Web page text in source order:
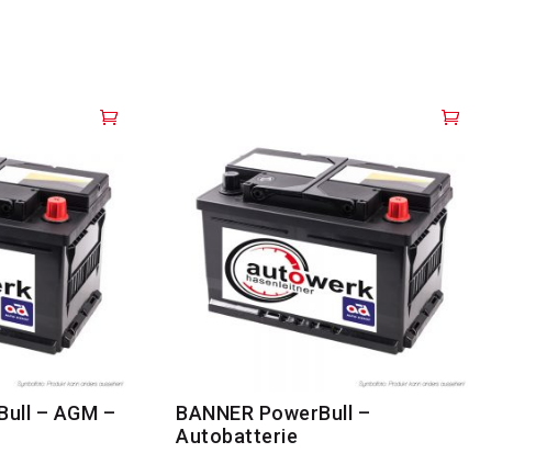
– AGM –
BANNER PowerBull –
Autobatterie